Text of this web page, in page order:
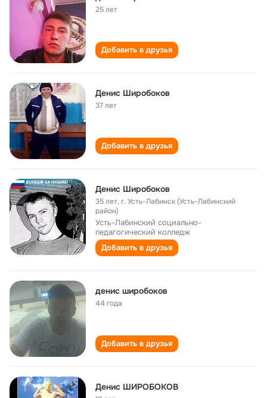
25 лет
Добавить в друзья
Денис Широбоков
37 лет
Добавить в друзья
Денис Широбоков
35 лет,г. Усть-Лабинск (Усть-Лабинский
район)
Усть-Лабинский социально-
педагогический колледж
Добавить в друзья
денис широбоков
44 года
Добавить в друзья
Денис ШИРОБОКОВ